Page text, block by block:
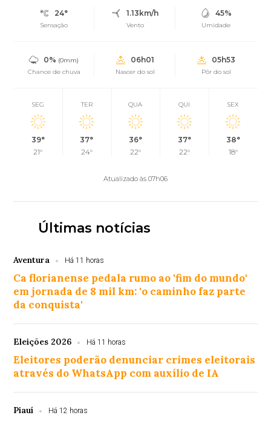
24°
Sensação
1.13km/h
Vento
45%
Umidade
0% (0mm)
Chance de chuva
06h01
Nascer do sol
05h53
Pôr do sol
SEG
39°
21°
TER
37°
24°
QUA
36°
22°
QUI
37°
22°
SEX
38°
18°
Atualizado às 07h06
Últimas notícias
Aventura Há 11 horas
Ca florianense pedala rumo ao 'fim do mundo'
em jornada de 8 mil km: 'o caminho faz parte
da conquista'
Eleições 2026 Há 11 horas
Eleitores poderão denunciar crimes eleitorais
através do WhatsApp com auxílio de IA
Piauí Há 12 horas